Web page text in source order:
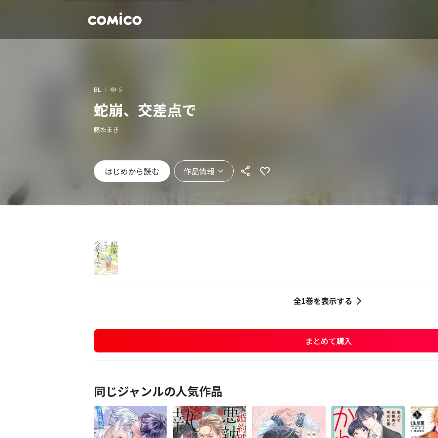
BL 6
蛇崩、交差点で
藤たまき
はじめから読む 作品情報
全1巻を表示する
まとめて購入
同じジャンルの人気作品